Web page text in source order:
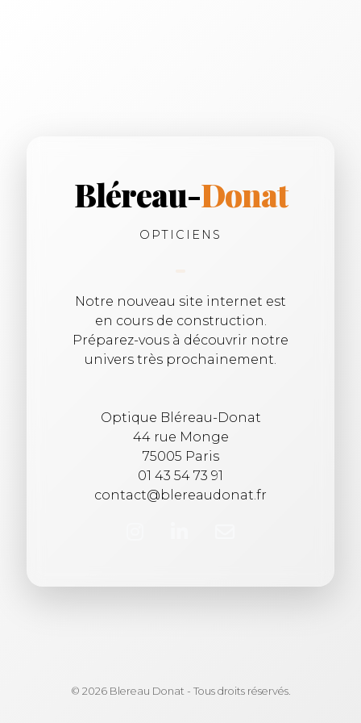
Bléreau-Donat
OPTICIENS
Notre nouveau site internet est
en cours de construction.
Préparez-vous à découvrir notre
univers très prochainement.
Optique Bléreau-Donat
44 rue Monge
75005 Paris
01 43 54 73 91
contact@blereaudonat.fr
© 2026 Blereau Donat - Tous droits réservés.